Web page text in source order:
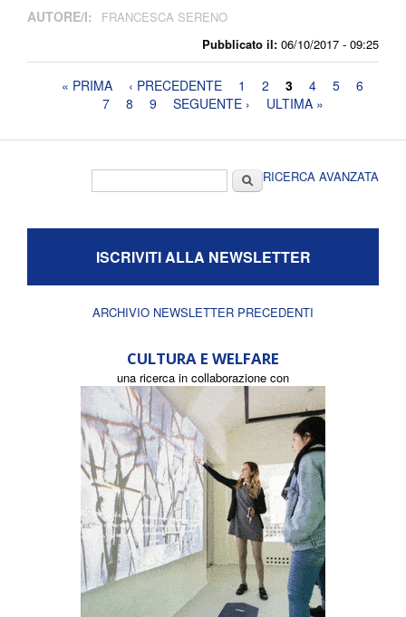
Pubblicato il: 06/10/2017 - 09:25
AUTORE/I: FRANCESCA SERENO
Pagine« PRIMA ‹ PRECEDENTE 1 2 3 4 5
6
7
8 9 SEGUENTE › ULTIMA »
CercaRICERCA AVANZATA
ISCRIVITI ALLA NEWSLETTER
ARCHIVIO NEWSLETTER PRECEDENTI
CULTURA E WELFARE
una ricerca in collaborazione con